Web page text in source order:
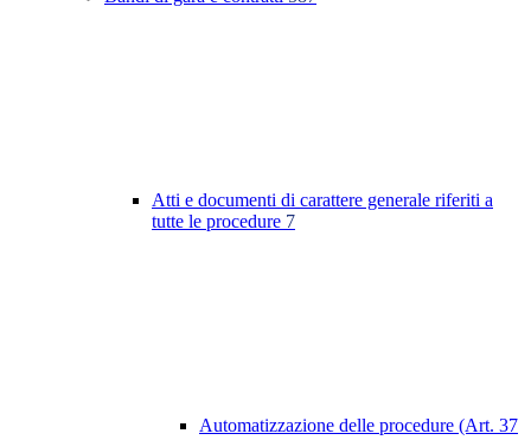
Atti e documenti di carattere generale riferiti a
tutte le procedure 7
Automatizzazione delle procedure (Art. 37